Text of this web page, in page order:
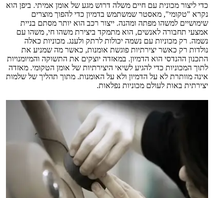
כדי ליצור מכונית עם חיים משלה דרוש מגע של אומן אמיתי. ביפן הוא
נקרא "טקומי", מאסטר שמשתמש בדמיון כדי להפוך מוצרים
שימושיים למשהו מפתה ומהנה. ייצור רכב הוא יותר מסתם בניית
אמצעי תחבורה לאנשים, הוא מתמקד ביצירת משהו חי, משהו עם
נשמה. רק מכוניות עם נשמה יכולות לרתק ולענג. מכוניות כאלה
נולדות רק כאשר יצירתיות פוגשת אומנות, כאשר מה שמניע את
התכנון ההנדסי הוא הדמיון. במאזדה יוצקים את התשוקה והמיומנויות
לתוך המכוניות כדי להגיע לשיאי היצירתיות של אומן הטקומי. מאזדה
אינה מוותרת לא על הדמיון ולא על האומנות. מתוך תהליך של שלמות
יצירתית באות לעולם מכוניות נפלאות.